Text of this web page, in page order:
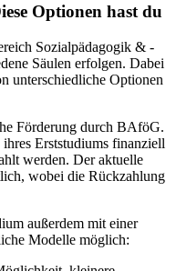
Optionen hast du
Sozialpädagogik & -
Säulen erfolgen. Dabei
unterschiedliche Optionen
Förderung durch BAföG.
Erststudiums finanziell
werden. Der aktuelle
wobei die Rückzahlung
außerdem mit einer
Modelle möglich: